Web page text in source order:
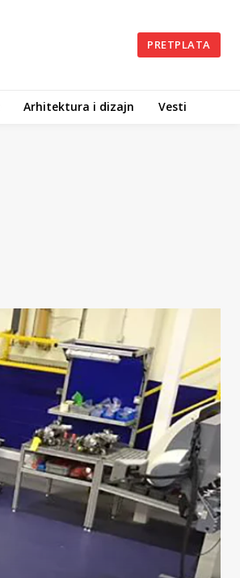
PRETPLATA
Arhitektura i dizajn Vesti